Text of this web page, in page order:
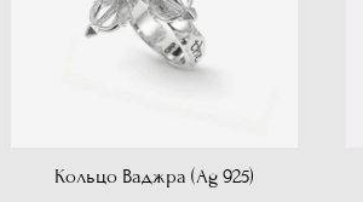
Кольцо Ваджра (Ag 925)